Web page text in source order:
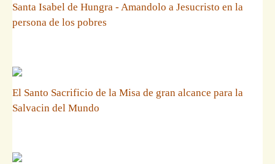
Santa Isabel de Hungra - Amandolo a Jesucristo en la
persona de los pobres
El Santo Sacrificio de la Misa de gran alcance para la
Salvacin del Mundo